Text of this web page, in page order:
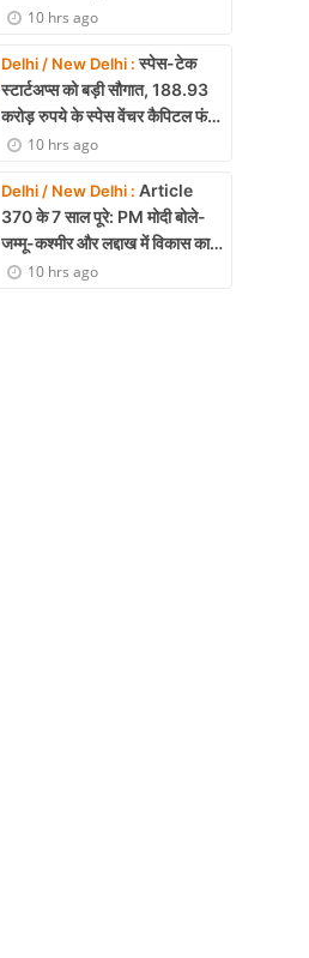
में जाएगा पहला भारतीय दल
10 hrs ago
Delhi / New Delhi :स्पेस-टेक
स्टार्टअप्स को बड़ी सौगात, 188.93
करोड़ रुपये के स्पेस वेंचर कैपिटल फंड
से तीन कंपनियों को मिलेगा निवेश
10 hrs ago
Delhi / New Delhi : Article
370 के 7 साल पूरे: PM मोदी बोले-
जम्मू-कश्मीर और लद्दाख में विकास का
नया युग शुरू
10 hrs ago